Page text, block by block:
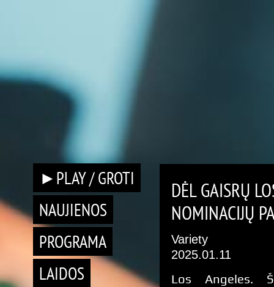
►PLAY / GROTI
NAUJIENOS
PROGRAMA
LAIDOS
DĖL GAISRŲ
NOMINACIJŲ
Variety
2025.01.11
Los Angeles.